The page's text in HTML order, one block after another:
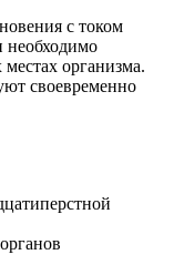
с током
необходимо
организма.
своевременно